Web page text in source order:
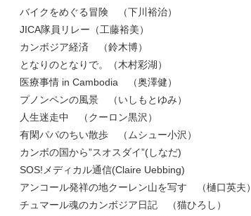
バイクをめぐる冒険 （下川裕治）
JICA隊員リレー（工藤裕美）
カンボジア経済 （鈴木博）
となりのとなりで。（木村彩湖）
医療事情 in Cambodia （奥澤健）
プノンペンの風景 （いしもとゆみ）
人生迷走中 （クーロン黒沢）
有閑パパのちい散歩 （ムシュー小沢）
カンボの国から”スオスダイ”(しなだ)
SOS!メディカル通信(Claire Uebbing)
アンコール発祥の地クーレン山を写す （樋口英夫）
チュマール魂のカンボジア日記 （猫ひろし）